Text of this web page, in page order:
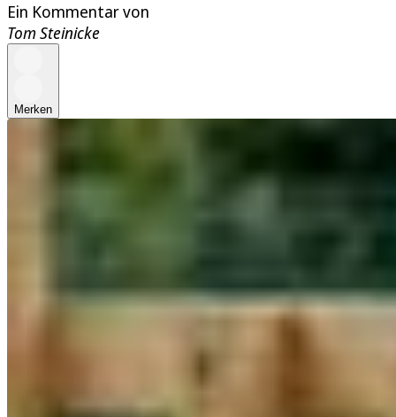
Ein Kommentar von
Tom Steinicke
Merken